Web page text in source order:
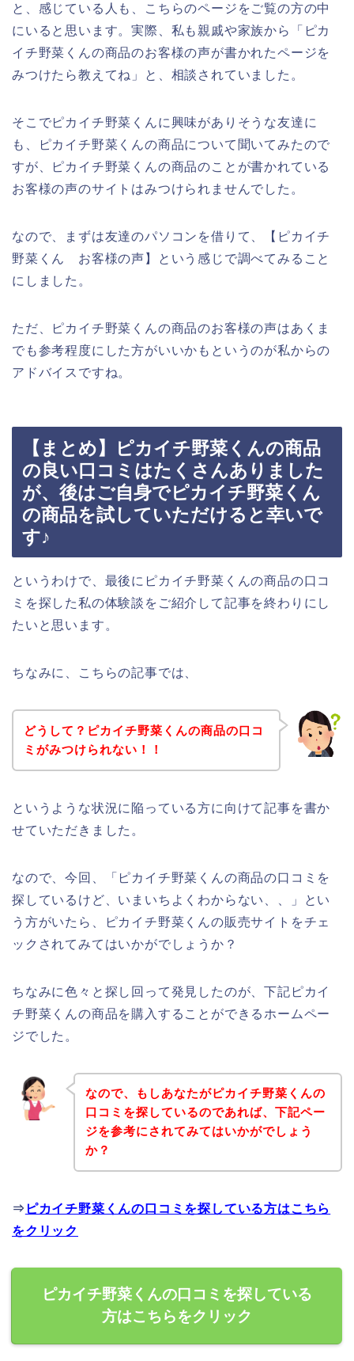
と、感じている人も、こちらのページをご覧の方の中
にいると思います。実際、私も親戚や家族から「ピカ
イチ野菜くんの商品のお客様の声が書かれたページを
みつけたら教えてね」と、相談されていました。
そこでピカイチ野菜くんに興味がありそうな友達に
も、ピカイチ野菜くんの商品について聞いてみたので
すが、ピカイチ野菜くんの商品のことが書かれている
お客様の声のサイトはみつけられませんでした。
なので、まずは友達のパソコンを借りて、【ピカイチ
野菜くん お客様の声】という感じで調べてみること
にしました。
ただ、ピカイチ野菜くんの商品のお客様の声はあくま
でも参考程度にした方がいいかもというのが私からの
アドバイスですね。
【まとめ】ピカイチ野菜くんの商品
の良い口コミはたくさんありました
が、後はご自身でピカイチ野菜くん
の商品を試していただけると幸いで
す♪
というわけで、最後にピカイチ野菜くんの商品の口コ
ミを探した私の体験談をご紹介して記事を終わりにし
たいと思います。
ちなみに、こちらの記事では、
どうして？ピカイチ野菜くんの商品の口コ
ミがみつけられない！！
というような状況に陥っている方に向けて記事を書か
せていただきました。
なので、今回、「ピカイチ野菜くんの商品の口コミを
探しているけど、いまいちよくわからない、、」とい
う方がいたら、ピカイチ野菜くんの販売サイトをチェ
ックされてみてはいかがでしょうか？
ちなみに色々と探し回って発見したのが、下記ピカイ
チ野菜くんの商品を購入することができるホームペー
ジでした。
なので、もしあなたがピカイチ野菜くんの
口コミを探しているのであれば、下記ペー
ジを参考にされてみてはいかがでしょう
か？
⇒ ピカイチ野菜くんの口コミを探している方はこちら
をクリック
ピカイチ野菜くんの口コミを探している
方はこちらをクリック